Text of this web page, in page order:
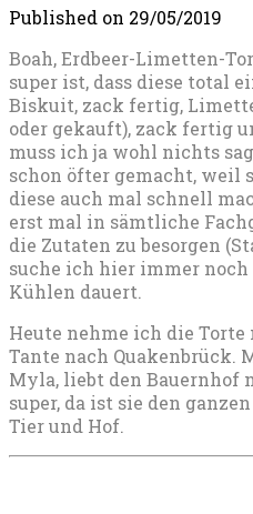
Published on 29/05/2019
Boah, Erdbeer-Limetten-
super ist, dass diese total
Biskuit, zack fertig,
oder gekauft), zack fertig
muss ich ja wohl nichts
schon öfter gemacht, weil
diese auch mal schnell
erst mal in sämtliche
die Zutaten zu besorgen
suche ich hier immer
Kühlen dauert.
Heute nehme ich die
Tante nach Quakenbrück.
Myla, liebt den Bauernhof
super, da ist sie den
Tier und Hof.